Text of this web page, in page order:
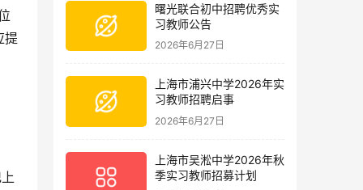
提
曙光联合初中招聘优秀实
习教师公告
2026年6月27日
上海市浦兴中学2026年实
习教师招聘启事
2026年6月27日
上海市吴淞中学2026年秋
季实习教师招募计划